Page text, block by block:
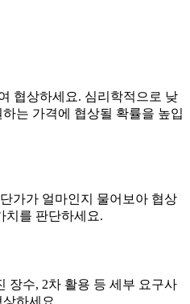
협상하세요. 심리학적으로 낮
는 가격에 협상될 확률을 높입
단가가 얼마인지 물어보아 협상
치를 판단하세요.
장수, 2차 활용 등 세부 요구사
하세요.